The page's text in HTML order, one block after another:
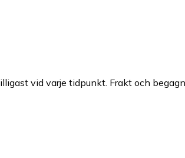
vid varje tidpunkt. Frakt och